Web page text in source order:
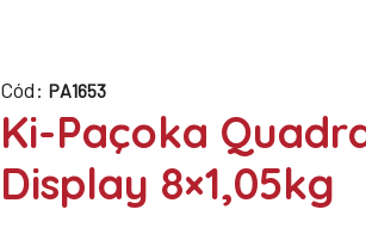
Cód: PA1653
Ki-Paçoka
Display 8×1,05kg